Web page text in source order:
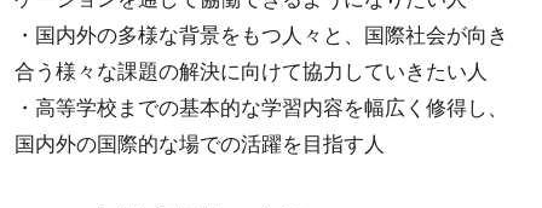
・国内外の多様な背景をもつ人々と、国際社会が向き
合う様々な課題の解決に向けて協力していきたい人
・高等学校までの基本的な学習内容を幅広く修得し、
国内外の国際的な場での活躍を目指す人